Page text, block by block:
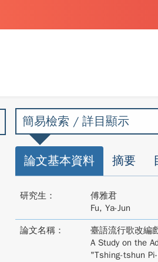
簡易檢索 / 詳目顯示
論文基本資料 摘要
研究生：
傅雅君
Fu, Ya-Jun
論文名稱：
臺語流行歌改編
A Study on the
"Tshing-tshun